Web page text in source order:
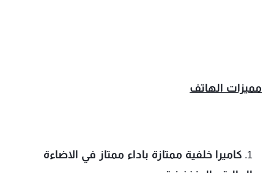
مميزات الهاتف